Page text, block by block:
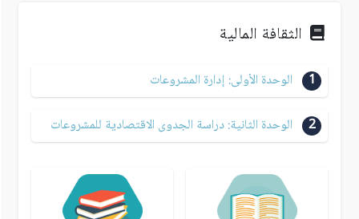
الثقافة المالية
1 الوحدة الأولى: إدارة المشروعات
2 الوحدة الثانية: دراسة الجدوى الاقتصادية للمشروعات